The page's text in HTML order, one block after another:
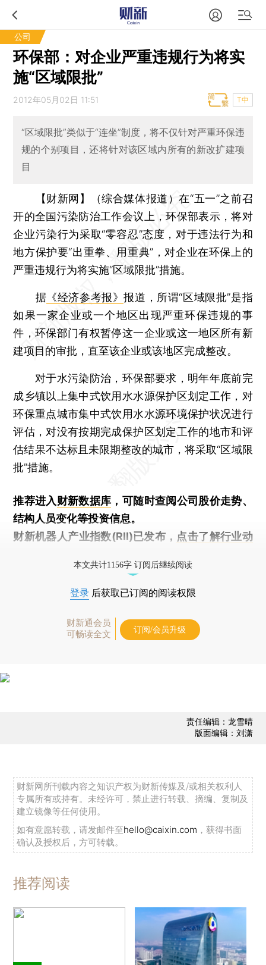
公司
环保部：对企业严重违规行为将实
施“区域限批”
2012年05月02日 11:51 T中
“区域限批”类似于“连坐”制度，将不仅针对严重环保违
规的个别项目，还将针对该区域内所有的新改扩建项
目
【财新网】（综合媒体报道）在“五一”之前召
开的全国污染防治工作会议上，环保部表示，将对
企业污染行为采取“零容忍”态度，对于违法行为和
地方保护要“出重拳、用重典”，对企业在环保上的
严重违规行为将实施“区域限批”措施。
据 《经济参考报》报道，所谓“区域限批”是指
如果一家企业或一个地区出现严重环保违规的事
件，环保部门有权暂停这一企业或这一地区所有新
建项目的审批，直至该企业或该地区完成整改。
对于水污染防治，环保部要求，明年年底前完
成乡镇以上集中式饮用水水源保护区划定工作，对
环保重点城市集中式饮用水水源环境保护状况进行
评估，对没有按期完成保护区划定工作的地市和评
估结果不达标且未限期整改的城市，将采取“区域限
批”措施。
推荐进入财新数据库 ，可随时查阅公司股价走势、
结构人员变化等投资信息。
财新机器人产业指数(RII)已发布， 点击了解行业动
本文共计1156字 订阅后继续阅读
登录 后获取已订阅的阅读权限
财新通会员
可畅读全文
订阅/会员升级
责任编辑：龙雪晴
版面编辑：刘潇
财新网所刊载内容之知识产权为财新传媒及/或相关权利人
专属所有或持有。未经许可，禁止进行转载、摘编、复制及
建立镜像等任何使用。
如有意愿转载，请发邮件至hello@caixin.com ，获得书面
确认及授权后，方可转载。
推荐阅读